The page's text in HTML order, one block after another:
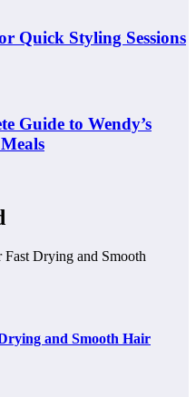
Quick Styling Sessions
Guide to Wendy’s
and Smooth Hair